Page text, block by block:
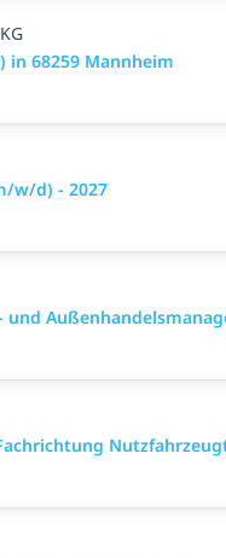
68259 Mannheim
w/d) - 2027